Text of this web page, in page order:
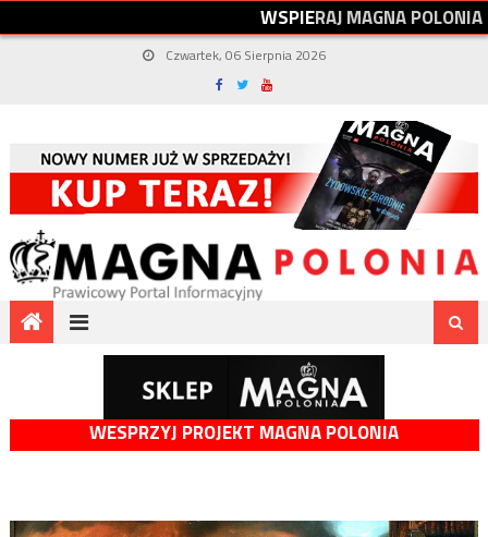
WSPIERAJMAGNAPOLONIA
Czwartek, 06 Sierpnia 2026
WESPRZYJ PROJEKT MAGNA POLONIA